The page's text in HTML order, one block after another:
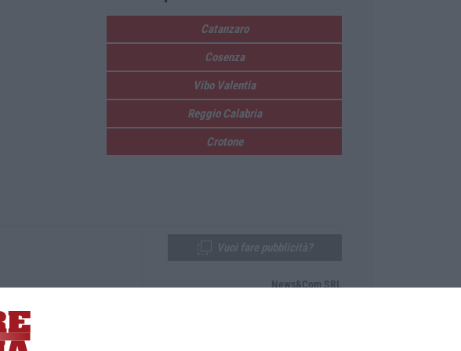
Catanzaro
Cosenza
Vibo Valentia
Reggio Calabria
Crotone
News&Com SRL